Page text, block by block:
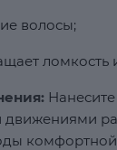
волосы;
ломкость